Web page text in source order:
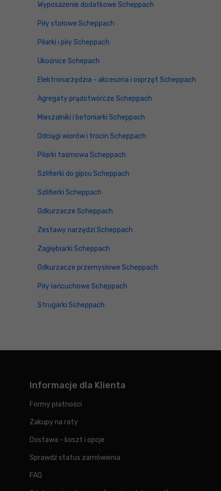
Wyposażenie dodatkowe Scheppach
Piły stołowe Scheppach
Pilarki i piły Scheppach
Ukośnice Schepach
Elektronarzędzia - akcesoria i osprzęt Scheppach
Agregaty prądotwórcze Scheppach
Mieszalniki i betoniarki Scheppach
Odciągi wiorów i trocin Scheppach
Pilarki taśmowa Scheppach
Szlifierki do gipsu Scheppach
Szlifierki Scheppach
Odkurzacze Scheppach
Zestawy narzędzi Scheppach
Zagłębiarki Scheppach
Odkurzacze przemysłowe Scheppach
Piły łańcuchowe Scheppach
Strugarki Scheppach
Informacje dla Klienta
Formy płatności
Zakupy na raty
Dostawa - koszt i opcje
Sprawdź status zamówienia
FAQ